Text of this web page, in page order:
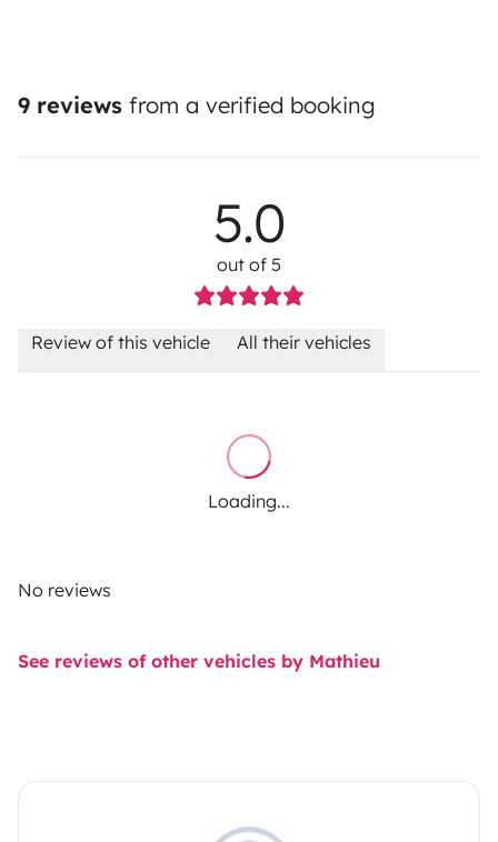
9 reviews from a verified booking
5.0
out of 5
Review of this vehicle All their vehicles
Loading...
No reviews
See reviews of other vehicles by Mathieu